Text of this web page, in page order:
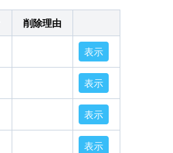
削除理由
表示
表示
表示
表示